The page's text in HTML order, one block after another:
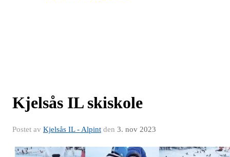
Kjelsås IL skiskole
Postet av Kjelsås IL - Alpint den 3. nov 2023